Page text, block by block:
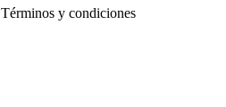
Términos y condiciones